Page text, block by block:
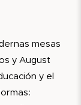
mesas
y August
y el